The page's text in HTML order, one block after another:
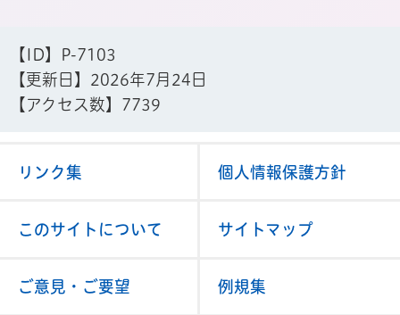
【ID】
P-7103
【更新日】 2026年7月24日
【アクセス数】 7739
リンク集 個人情報保護方針
このサイトについて サイトマップ
ご意見・ご要望 例規集